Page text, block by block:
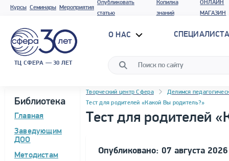
Курсы Семинары Мероприятия
Опубликовать
статью
Копилка
знаний
ОНЛАЙН
МАГАЗИН
ТЦ СФЕРА — 30 ЛЕТ
О НАС
Библиотека
Главная
Заведующим
ДОО
Методистам
Навигация
Программа материала
Творческий центр Сфера
Делимся
Тест для родителей «Какой Вы родитель?»
Тест для родителей
Опубликовано: 07 августа